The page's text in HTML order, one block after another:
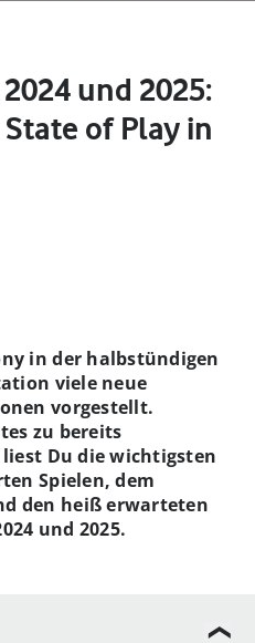
und 2025:
of Play in
in der halbstündigen
viele neue
vorgestellt.
zu bereits
Du die wichtigsten
Spielen, dem
den heiß erwarteten
und 2025.